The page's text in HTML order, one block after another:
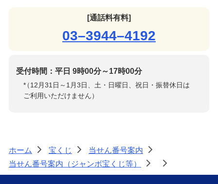
[通話料有料]
03–3944–4192
受付時間：平日 9時00分～17時00分
*
（12月31日～1月3日、土・日曜日、祝日・振替休日は
ご利用いただけません）
ホーム > 宝くじ > 当せん番号案内
>
当せん番号案内（ジャンボ宝くじ等）
> >